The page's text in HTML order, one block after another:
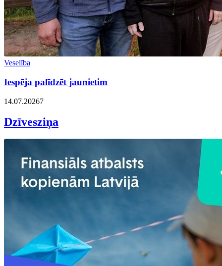
Veselība
Iespēja palīdzēt jaunietim
14.07.20267
Dzīvesziņa